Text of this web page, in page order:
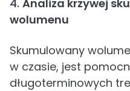
4. Analiza krzywej
wolumenu
Skumulowany
w czasie, jest
długoterminowych